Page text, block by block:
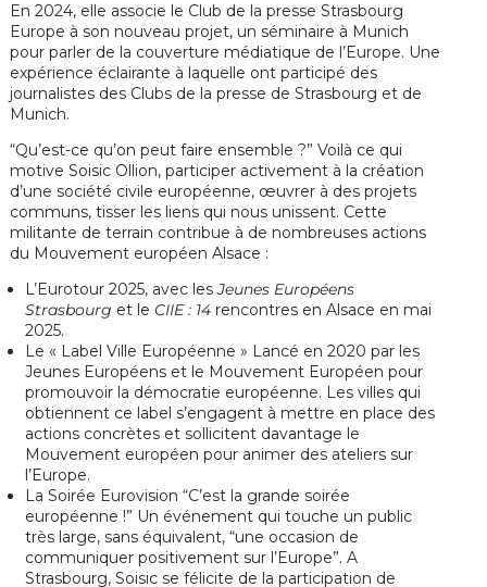
En 2024, elle associe le Club de la presse Strasbourg
Europe à son nouveau projet, un séminaire à Munich
pour parler de la couverture médiatique de l’Europe. Une
expérience éclairante à laquelle ont participé des
journalistes des Clubs de la presse de Strasbourg et de
Munich.
“Qu’est-ce qu’on peut faire ensemble ?” Voilà ce qui
motive Soisic Ollion, participer activement à la création
d’une société civile européenne, œuvrer à des projets
communs, tisser les liens qui nous unissent. Cette
militante de terrain contribue à de nombreuses actions
du Mouvement européen Alsace :
L’Eurotour 2025, avec lesJeunes Européens
Strasbourg et le CIIE : 14 rencontres en Alsace en mai
2025.
Le « Label Ville Européenne » Lancé en 2020 par les
Jeunes Européens et le Mouvement Européen pour
promouvoir la démocratie européenne. Les villes qui
obtiennent ce label s’engagent à mettre en place des
actions concrètes et sollicitent davantage le
Mouvement européen pour animer des ateliers sur
l’Europe.
La Soirée Eurovision “C’est la grande soirée
européenne !” Un événement qui touche un public
très large, sans équivalent, “une occasion de
communiquer positivement sur l’Europe”. A
Strasbourg, Soisic se félicite de la participation de